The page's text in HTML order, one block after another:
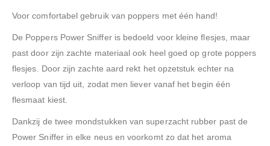
Voor comfortabel gebruik van poppers met één hand!
De Poppers Power Sniffer is bedoeld voor kleine flesjes, maar
past door zijn zachte materiaal ook heel goed op grote poppers
flesjes. Door zijn zachte aard rekt het opzetstuk echter na
verloop van tijd uit, zodat men liever vanaf het begin één
flesmaat kiest.
Dankzij de twee mondstukken van superzacht rubber past de
Power Sniffer in elke neus en voorkomt zo dat het aroma